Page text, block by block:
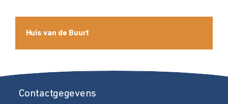
Huis van de Buurt
Contactgegevens